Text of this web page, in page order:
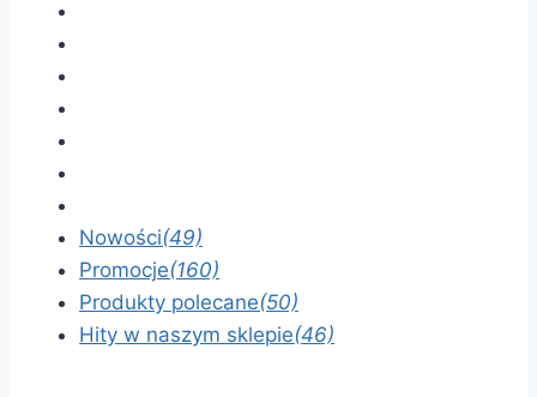
Nowości(49)
Promocje(160)
Produkty polecane(50)
Hity w naszym sklepie(46)